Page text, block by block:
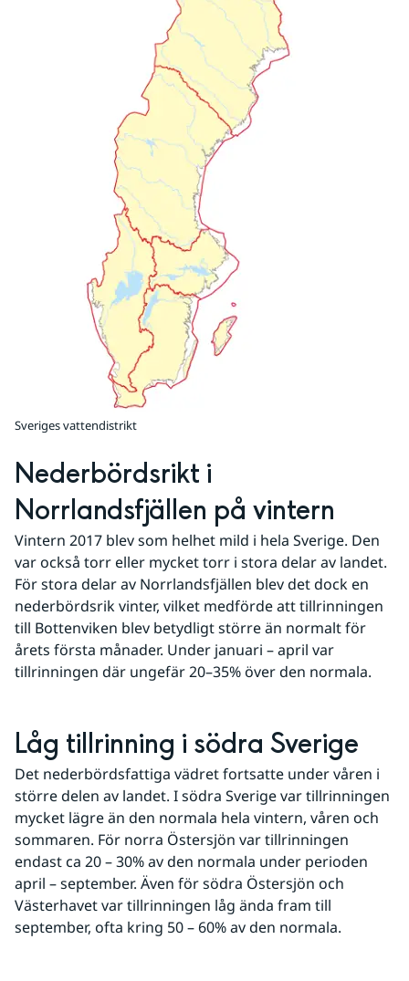
Sveriges vattendistrikt
Nederbördsrikt i
Norrlandsfjällen på vintern
Vintern 2017 blev som helhet mild i hela Sverige. Den
var också torr eller mycket torr i stora delar av landet.
För stora delar av Norrlandsfjällen blev det dock en
nederbördsrik vinter, vilket medförde att tillrinningen
till Bottenviken blev betydligt större än normalt för
årets första månader. Under januari – april var
tillrinningen där ungefär 20–35% över den normala.
Låg tillrinning i södra Sverige
Det nederbördsfattiga vädret fortsatte under våren i
större delen av landet. I södra Sverige var tillrinningen
mycket lägre än den normala hela vintern, våren och
sommaren. För norra Östersjön var tillrinningen
endast ca 20 – 30% av den normala under perioden
april – september. Även för södra Östersjön och
Västerhavet var tillrinningen låg ända fram till
september, ofta kring 50 – 60% av den normala.